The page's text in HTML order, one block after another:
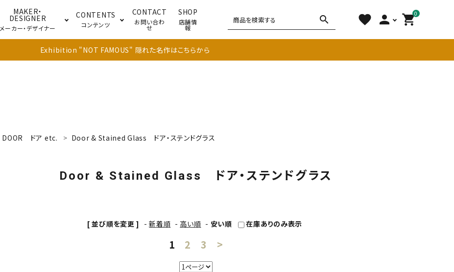
MAKER・
DESIGNER
メーカー・デザイナー
CONTENTS
コンテンツ
CONTACT
お問い合わ
せ
SHOP
店舗情
報
search favorite person 0
shopping_cart
Exhibition "NOT FAMOUS" 隠れた名作はこちらから
DOOR ドア etc. Door & Stained Glass ドア・ステンドグラス
Door & Stained Glass ドア・ステンドグラス
[ 並び順を変更 ] -新着順 - 高い順 - 安い順 在庫ありのみ表示
1 2 3 >